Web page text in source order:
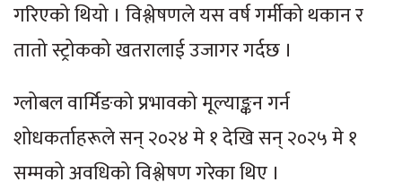
गरिएको थियो । विश्लेषणले यस वर्ष गर्मीको थकान र
तातो स्ट्रोकको खतरालाई उजागर गर्दछ ।
ग्लोबल वार्मिङको प्रभावको मूल्याङ्कन गर्न
शोधकर्ताहरूले सन् २०२४ मे १ देखि सन् २०२५ मे १
सम्मको अवधिको विश्लेषण गरेका थिए ।